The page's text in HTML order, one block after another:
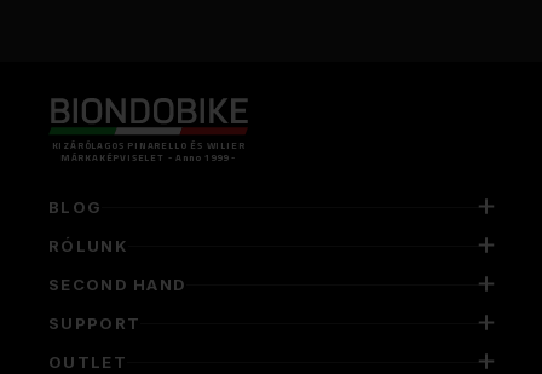
KIZÁRÓLAGOS PINARELLO ÉS WILIER
MÁRKAKÉPVISELET - Anno 1999 -
BLOG
RÓLUNK
SECOND HAND
SUPPORT
OUTLET